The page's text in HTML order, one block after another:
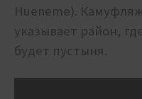
Hueneme).
указывает район,
будет пустыня.